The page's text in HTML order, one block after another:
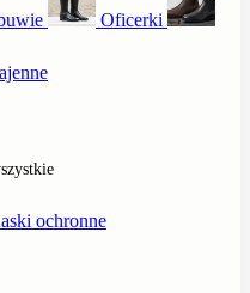
Oficerki
ochronne